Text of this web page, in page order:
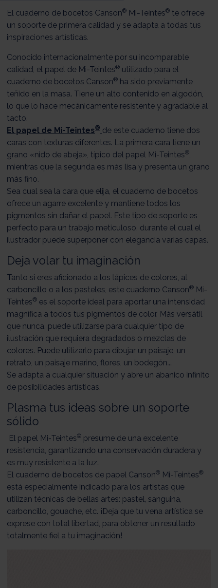
El cuaderno de bocetos Canson® Mi-Teintes® te ofrece
un soporte de primera calidad y se adapta a todas tus
inspiraciones artísticas.
Conocido internacionalmente por su incomparable
calidad, el papel de Mi-Teintes® utilizado para el
cuaderno de bocetos Canson® ha sido previamente
teñido en la masa. Tiene un alto contenido en algodón,
lo que lo hace mecánicamente resistente y agradable al
tacto.
El papel de Mi-Teintes® de este cuaderno tiene dos
caras con texturas diferentes. La primera cara tiene un
grano «nido de abeja», típico del papel Mi-Teintes®,
mientras que la segunda es más lisa y presenta un grano
más fino.
Sea cual sea la cara que elija, el cuaderno de bocetos
ofrece un agarre excelente y mantiene todos los
pigmentos sin dañar el papel. Este tipo de soporte es
perfecto para un trabajo meticuloso, durante el cual el
ilustrador puede superponer con elegancia varias capas.
Deja volar tu imaginación
Tanto si eres aficionado a los lápices de colores, al
carboncillo o a los pasteles, este cuaderno Canson® Mi-
Teintes® es el soporte ideal para aportar una intensidad
magnífica a todos tus pigmentos de color. Más versátil
que nunca, puede utilizarse para cualquier tipo de
ilustración que requiera degradados o mezclas de
colores. Puede utilizarlo para dibujar un paisaje, un
retrato, un paisaje marino, flores, un bodegón...
Se adapta a cualquier situación y abre un abanico infinito
de posibilidades artísticas.
Plasma tus ideas sobre un soporte
sólido
El papel Mi-Teintes® presume de una excelente
resistencia, garantizando una conservación duradera y
es muy resistente a la luz.
El cuaderno de bocetos de papel Canson® Mi-Teintes®
está especialmente indicado para los artistas que
utilizan técnicas de bellas artes: pastel, sanguina,
carboncillo, gouache, etc. ¡Deja que tu vena artística se
exprese con total libertad, para obtener un resultado
totalmente fiel a tu imaginación!